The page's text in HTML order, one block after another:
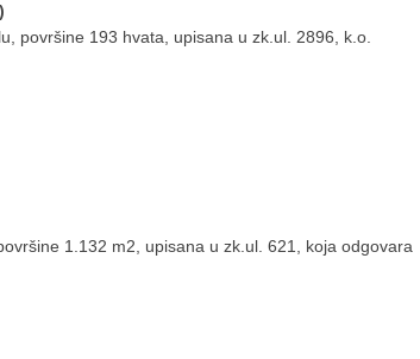
površine 193 hvata, upisana u zk.ul. 2896, k.o.
1.132 m2, upisana u zk.ul. 621, koja odgovara